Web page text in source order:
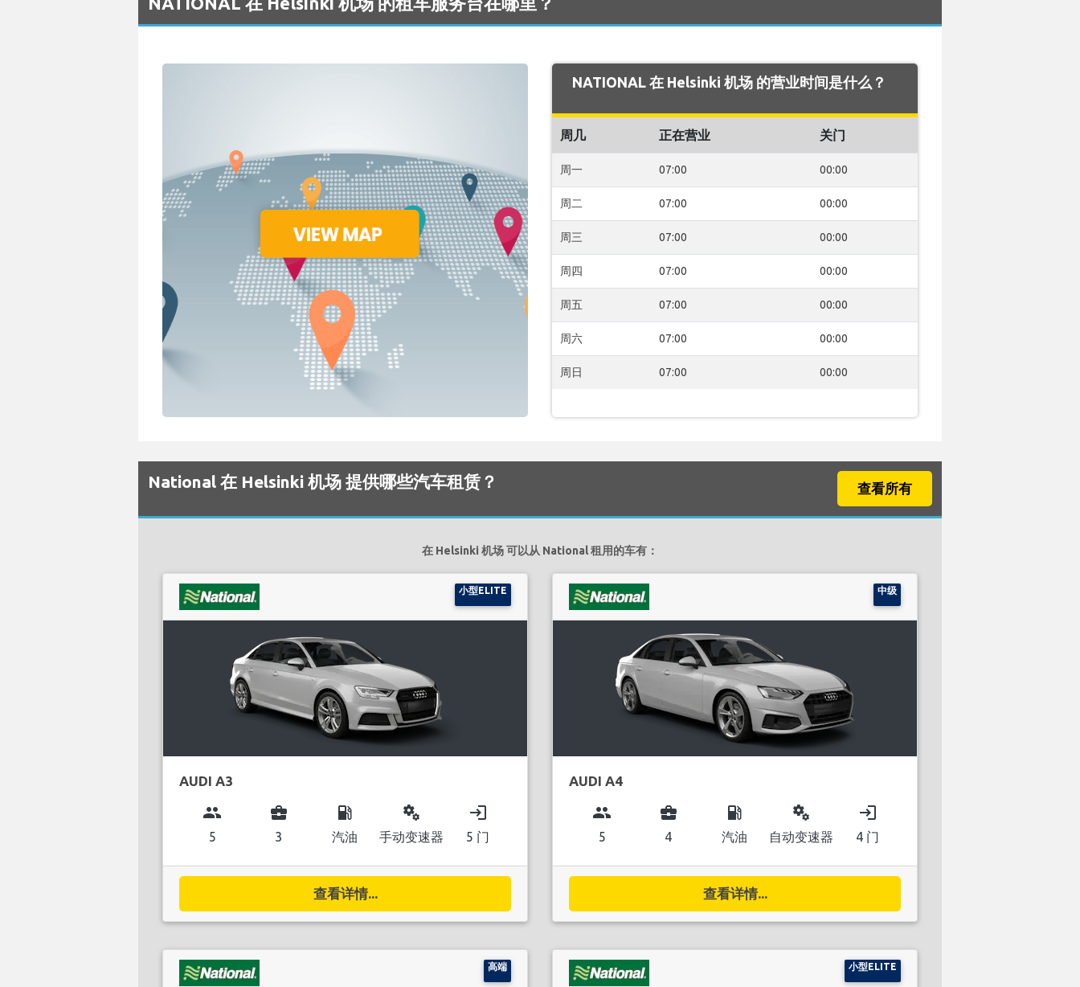
NATIONAL 在 Helsinki 机场 的营业时间是什么？
周几 正在营业 关门
周一 07:00 00:00
周二 07:00 00:00
周三 07:00 00:00
周四 07:00 00:00
周五 07:00 00:00
周六 07:00 00:00
周日 07:00 00:00
National 在 Helsinki 机场 提供哪些汽车租赁？ 查看所有
在 Helsinki 机场 可以从 National 租用的车有：
小型ELITE
AUDI A3
group
5
business_center
3
local_gas_station
汽油
miscellaneous_services
手动变速器
login
5 门
查看详情...
中级
AUDI A4
group
5
business_center
4
local_gas_station
汽油
miscellaneous_services
自动变速器
login
4 门
查看详情...
高端 小型ELITE